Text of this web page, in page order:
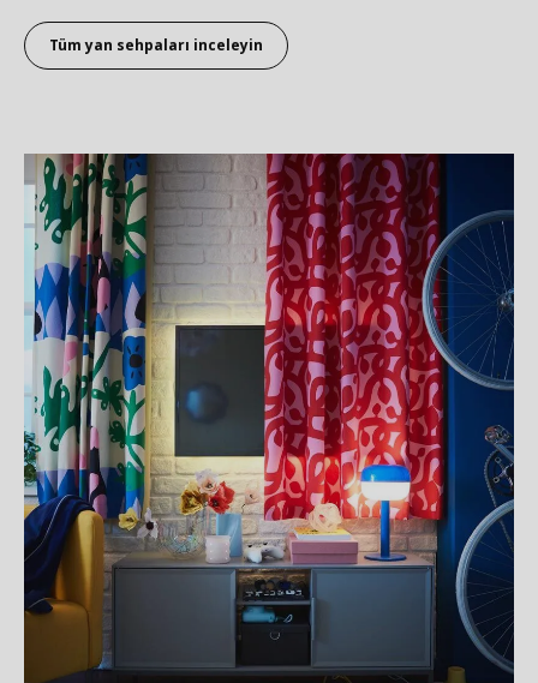
Tüm yan sehpaları inceleyin